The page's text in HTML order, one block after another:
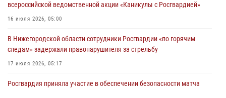
всероссийской ведомственной акции «Каникулы с Росгвардией»
16 июля 2026, 05:00
В Нижегородской области сотрудники Росгвардии «по горячим
следам» задержали правонарушителя за стрельбу
17 июля 2026, 05:17
Росгвардия приняла участие в обеспечении безопасности матча